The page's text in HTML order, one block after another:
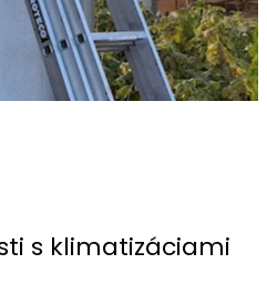
s klimatizáciami